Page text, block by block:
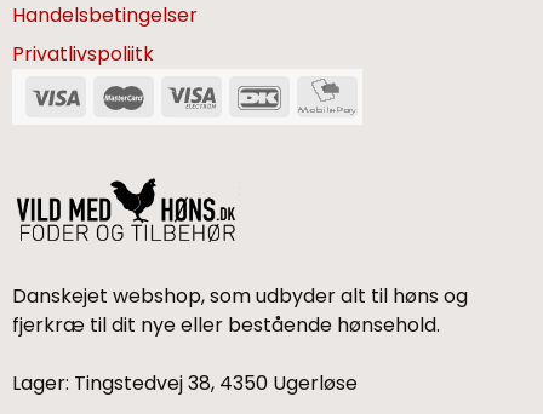
Danskejet webshop, som udbyder alt til høns og
fjerkræ til dit nye eller bestående hønsehold.
Lager: Tingstedvej 38, 4350 Ugerløse
Handelsbetingelser
Privatlivspoliitk